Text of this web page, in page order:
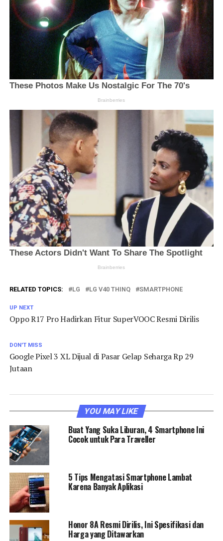
RELATED TOPICS: LG LG V40 THINQ SMARTPHONE
UP NEXT
Oppo R17 Pro Hadirkan Fitur SuperVOOC Resmi Dirilis
DON'T MISS
Google Pixel 3 XL Dijual di Pasar Gelap Seharga Rp 29
Jutaan
YOU MAY LIKE
Buat Yang Suka Liburan, 4 Smartphone Ini
Cocok untuk Para Traveller
5 Tips Mengatasi Smartphone Lambat
Karena Banyak Aplikasi
Honor 8A Resmi Dirilis, Ini Spesifikasi dan
Harga yang Ditawarkan